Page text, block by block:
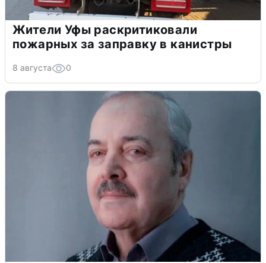
Жители Уфы раскритиковали
пожарных за заправку в канистры
8 августа 0